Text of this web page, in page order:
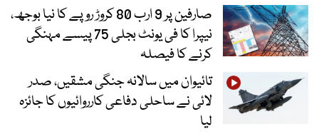
صارفین پر 9 ارب 80 کروڑ روپے کا نیا بوجھ،
نیپرا کا فی یونٹ بجلی 75 پیسے مہنگی
کرنے کا فیصلہ
تائیوان میں سالانہ جنگی مشقیں، صدر
لائی نے ساحلی دفاعی کارروائیوں کا جائزہ
لیا